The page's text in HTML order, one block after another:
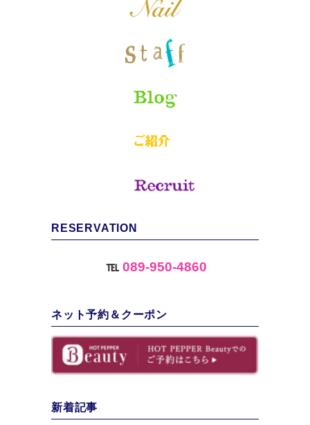
RESERVATION
℡ 089-950-4860
ネット予約＆クーポン
新着記事